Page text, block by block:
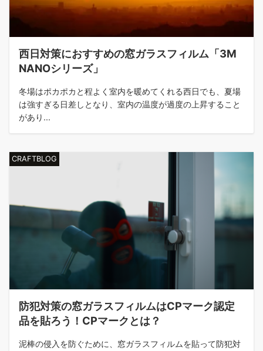
西日対策におすすめの窓ガラスフィルム「3M
NANOシリーズ」
冬場はポカポカと程よく室内を暖めてくれる西日でも、夏場
は強すぎる日差しとなり、室内の温度が過度の上昇すること
があり...
CRAFTBLOG
防犯対策の窓ガラスフィルムはCPマーク認定
品を貼ろう！CPマークとは？
泥棒の侵入を防ぐために、窓ガラスフィルムを貼って防犯対